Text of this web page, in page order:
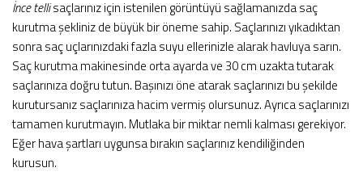
İnce tellisaçlarınız için istenilen görüntüyü sağlamanızda saç
kurutma şekliniz de büyük bir öneme sahip. Saçlarınızı yıkadıktan
sonra saç uçlarınızdaki fazla suyu ellerinizle alarak havluya sarın.
Saç kurutma makinesinde orta ayarda ve 30 cm uzakta tutarak
saçlarınıza doğru tutun. Başınızı öne atarak saçlarınızı bu şekilde
kurutursanız saçlarınıza hacim vermiş olursunuz. Ayrıca saçlarınızı
tamamen kurutmayın. Mutlaka bir miktar nemli kalması gerekiyor.
Eğer hava şartları uygunsa bırakın saçlarınız kendiliğinden
kurusun.